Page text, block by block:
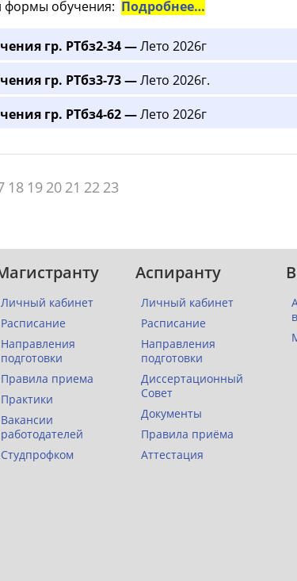
формы обучения: Подробнее…
гр. РТбз2-34 —Лето 2026г
гр. РТбз3-73 —Лето 2026г.
гр. РТбз4-62 —Лето 2026г
18 19 20 21 22 23
Личный кабинет
Расписание
Направления
подготовки
Правила приема
Практики
Вакансии
работодателей
Студпрофком
Аспиранту
Личный кабинет
Расписание
Направления
подготовки
Диссертационный
Совет
Документы
Правила приёма
Аттестация